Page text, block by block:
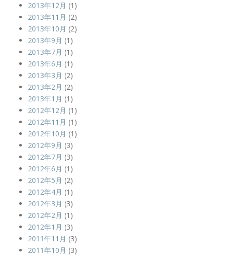
2013年12月 (1)
2013年11月 (2)
2013年10月 (2)
2013年9月 (1)
2013年7月 (1)
2013年6月 (1)
2013年3月 (2)
2013年2月 (2)
2013年1月 (1)
2012年12月 (1)
2012年11月 (1)
2012年10月 (1)
2012年9月 (3)
2012年7月 (3)
2012年6月 (1)
2012年5月 (2)
2012年4月 (1)
2012年3月 (3)
2012年2月 (1)
2012年1月 (3)
2011年11月 (3)
2011年10月 (3)